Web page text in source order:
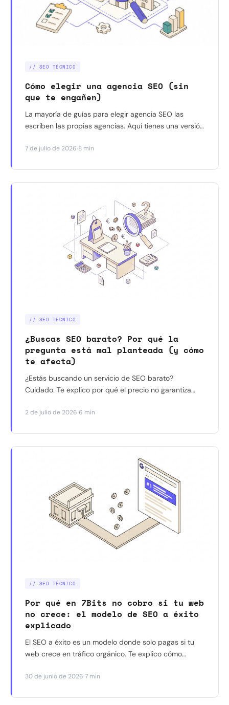
// SEO TÉCNICO
Cómo elegir una agencia SEO (sin
que te engañen)
La mayoría de guías para elegir agencia SEO las
escriben las propias agencias. Aquí tienes una versión
por qué un consultor freelance senior puede ser
depender de la palabra de nadie.
7 de julio de 2026·8 min
// SEO TÉCNICO
¿Buscas SEO barato? Por qué la
pregunta está mal planteada (y cómo
te afecta)
¿Estás buscando un servicio de SEO barato?
Cuidado. Te explico por qué el precio no garantiza
timen.
2 de julio de 2026·6 min
// SEO TÉCNICO
Por qué en 7Bits no cobro si tu web
no crece: el modelo de SEO a éxito
explicado
El SEO a éxito es un modelo donde solo pagas si tu
web crece en tráfico orgánico. Te explico cómo
alternativa al precio fijo tradicional.
30 de junio de 2026·7 min